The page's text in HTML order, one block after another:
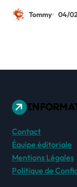
Tommy 04/
Contact
Équipe éditoriale
Mentions Légales
Politique de